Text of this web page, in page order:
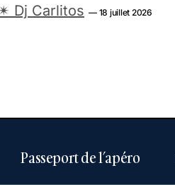
Dj Carlitos — 18 juillet 2026
Passeport de l’apéro